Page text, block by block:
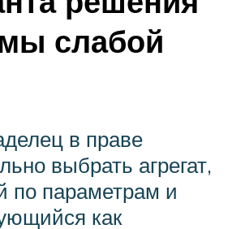
слабой
в праве
выбрать агрегат,
по параметрам и
как